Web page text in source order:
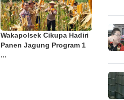
Wakapolsek Cikupa Hadiri
Panen Jagung Program 1
...